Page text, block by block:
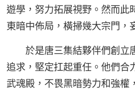
遊學，努力拓展視野。然而此
東暗中佈局，橫掃幾大宗門，
於是唐三集結夥伴們創立
追求，堅定扛起重任。他們合
武魂殿，不畏黑暗勢力和強權